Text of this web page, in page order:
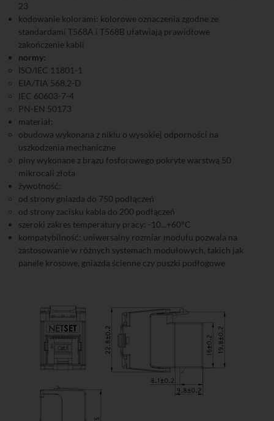
23
kodowanie kolorami: kolorowe oznaczenia zgodne ze
standardami T568A i T568B ułatwiają prawidłowe
zakończenie kabli
normy:
ISO/IEC 11801-1
EIA/TIA 568.2-D
IEC 60603-7-4
PN-EN 50173
materiał:
obudowa wykonana z niklu o wysokiej odporności na
uszkodzenia mechaniczne
piny wykonane z brązu fosforowego pokryte warstwą 50
mikrocali złota
żywotność:
od strony gniazda do 750 podłączeń
od strony zacisku kabla do 200 podłączeń
szeroki zakres temperatury pracy: -10...+60°C
kompatybilność: uniwersalny rozmiar modułu pozwala na
zastosowanie w różnych systemach modułowych, takich jak
panele krosowe, gniazda ścienne czy puszki podłogowe